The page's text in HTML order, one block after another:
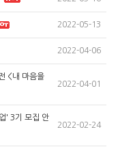
2022-05-13
2022-04-06
<내 마음을
2022-04-01
' 3기 모집 안
2022-02-24